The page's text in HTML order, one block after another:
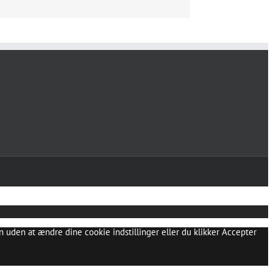
uden at ændre dine cookie indstillinger eller du klikker Accepter